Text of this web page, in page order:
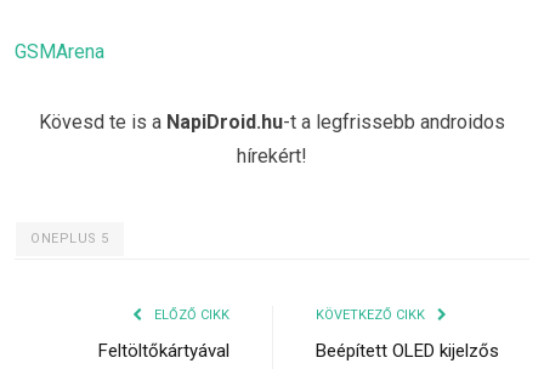
GSMArena
Kövesd te is a NapiDroid.hu-t a legfrissebb androidos
hírekért!
ONEPLUS 5
ELŐZŐ CIKK
Feltöltőkártyával
KÖVETKEZŐ CIKK
Beépített OLED kijelzős